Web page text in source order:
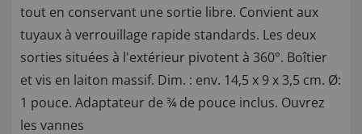
tout en conservant une sortie libre. Convient aux
tuyaux à verrouillage rapide standards. Les deux
sorties situées à l'extérieur pivotent à 360°. Boîtier
et vis en laiton massif. Dim. : env. 14,5 x 9 x 3,5 cm. Ø:
1 pouce. Adaptateur de ¾ de pouce inclus. Ouvrez
les vannes